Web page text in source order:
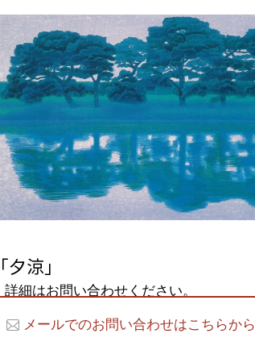
「夕涼」
詳細はお問い合わせください。
メールでのお問い合わせはこちらから